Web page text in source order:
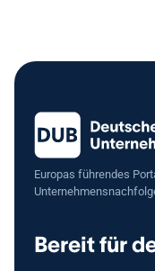
Europas führendes
Bereit für